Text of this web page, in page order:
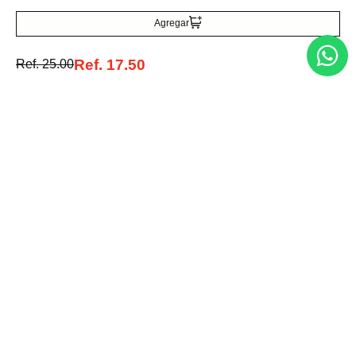
Agregar
Ref.25.00Ref. 17.50
Acepto la política de tratamiento de datos personales Suscribirse